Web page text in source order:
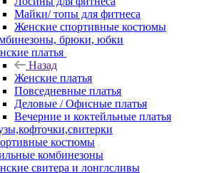
Майки/ топы для фитнеса
Женские спортивные костюмы
брюки, юбки
платья
Назад
Женские платья
Повседневные платья
Деловые / Офисные платья
Вечерние и коктейльные платья
костюмы
комбинезоны
свитера и лонглсливы